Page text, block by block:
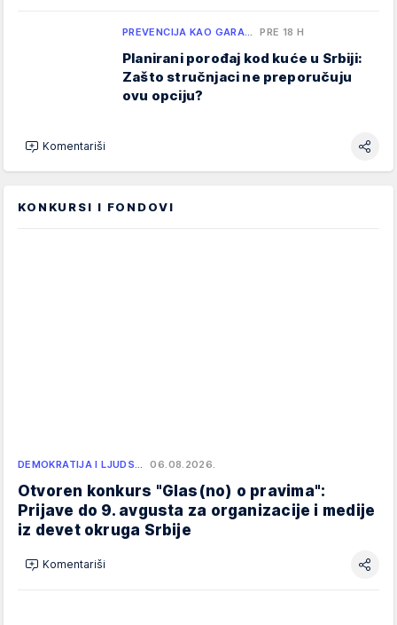
PREVENCIJA KAO GARA… PRE 18 H
Planirani porođaj kod kuće u Srbiji:
Zašto stručnjaci ne preporučuju
ovu opciju?
Komentariši
KONKURSI I FONDOVI
DEMOKRATIJA I LJUDS… 06.08.2026.
Otvoren konkurs "Glas(no) o pravima":
Prijave do 9. avgusta za organizacije i medije
iz devet okruga Srbije
Komentariši